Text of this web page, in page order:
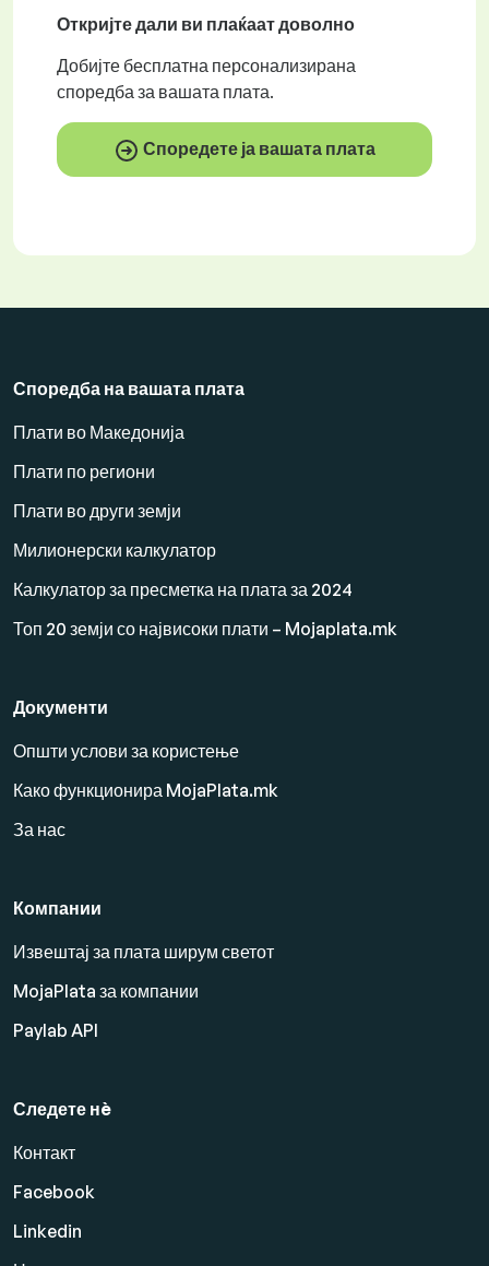
Откријте дали ви плаќаатдоволно
Добијте бесплатна персонализирана
споредба за вашата плата.
Споредете ја вашата плата
Споредба на вашата плата
Плати во Македонија
Плати по региони
Плати во други земји
Милионерски калкулатор
Калкулатор за пресметка на плата за 2024
Топ 20 земји со највисоки плати – Mojaplata.mk
Документи
Општи услови за користење
Како функционира MojaPlata.mk
За нас
Компании
Извештај за плата ширум светот
MojaPlata за компании
Paylab API
Следете нè
Контакт
Facebook
Linkedin